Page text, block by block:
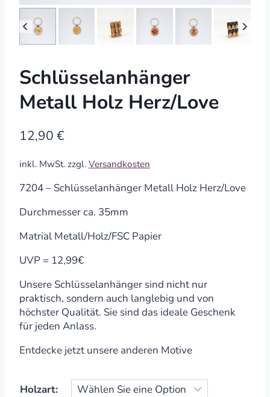
Schlüsselanhänger
Metall Holz Herz/Love
12,90 €
inkl. MwSt. zzgl. Versandkosten
7204 – Schlüsselanhänger Metall Holz Herz/Love
Durchmesser ca. 35mm
Matrial Metall/Holz/FSC Papier
UVP = 12,99€
Unsere Schlüsselanhänger sind nicht nur
praktisch, sondern auch langlebig und von
höchster Qualität. Sie sind das ideale Geschenk
für jeden Anlass.
Entdecke jetzt unsere anderen Motive
Holzart: